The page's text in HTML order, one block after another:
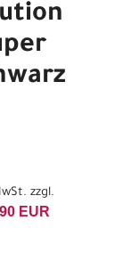
zzgl.
EUR